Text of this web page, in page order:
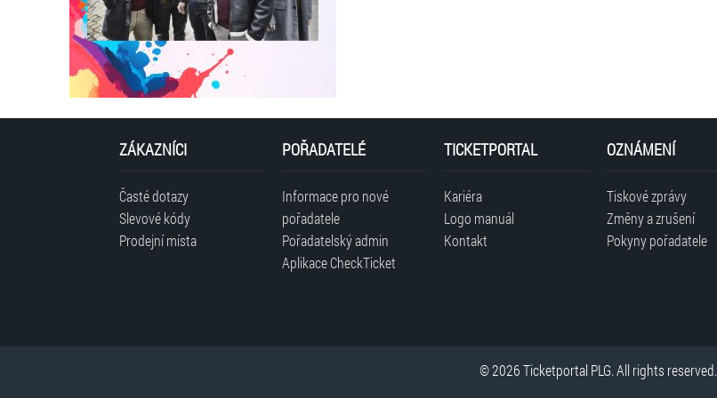
ZÁKAZNÍCI
Časté dotazy
Slevové kódy
Prodejní místa
POŘADATELÉ
Informace pro nové
pořadatele
Pořadatelský admin
Aplikace CheckTicket
TICKETPORTAL
Kariéra
Logo manuál
Kontakt
OZNÁMENÍ
Tiskové zprávy
Změny a zrušení
Pokyny pořadatele
© 2026 Ticketportal PLG. All rights reserved.